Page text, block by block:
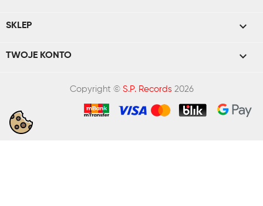
SKLEP 
TWOJE KONTO 
Copyright © S.P. Records2026